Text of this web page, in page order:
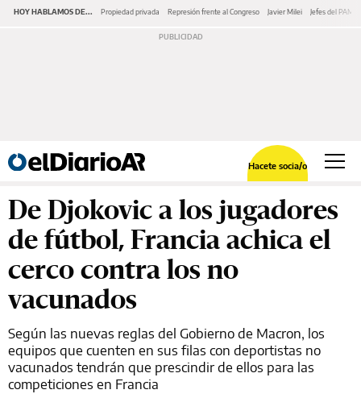
HOY HABLAMOS DE... Propiedad privada Represión frente al Congreso Javier Milei Jefes del PAMI
Hacete socia/o
De Djokovic a los jugadores
de fútbol, Francia achica el
cerco contra los no
vacunados
Según las nuevas reglas del Gobierno de Macron, los
equipos que cuenten en sus filas con deportistas no
vacunados tendrán que prescindir de ellos para las
competiciones en Francia